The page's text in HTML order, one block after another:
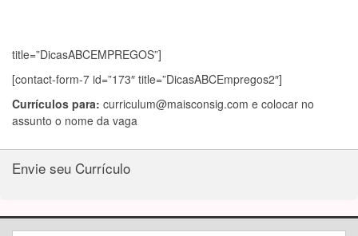
title=”DicasABCEMPREGOS”]
[contact-form-7 id=”173″ title=”DicasABCEmpregos2″]
Currículos para: curriculum@maisconsig.com e colocar no
assunto o nome da vaga
Envie seu Currículo